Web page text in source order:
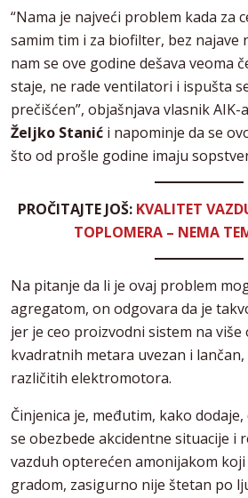
“Nama je najveći problem kada za
samim tim i za biofilter, bez najave
nam se ove godine dešava veoma
staje, ne rade ventilatori i ispušta
prečišćen”, objašnjava vlasnik AIK-
Željko Stanić i napominje da se
što od prošle godine imaju
PROČITAJTE JOŠ: KVALITET
TOPLOMERA – NEMA
Na pitanje da li je ovaj problem
agregatom, on odgovara da je
jer je ceo proizvodni sistem na više
kvadratnih metara uvezan i
različitih elektromotora.
Činjenica je, međutim, kako
se obezbede akcidentne situacije i
vazduh opterećen amonijakom
gradom, zasigurno nije štetan po